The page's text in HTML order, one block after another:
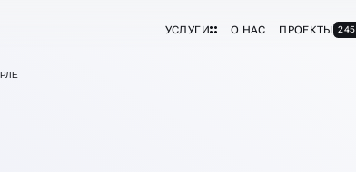
УСЛУГИ О НАС ПРОЕКТЫ 245